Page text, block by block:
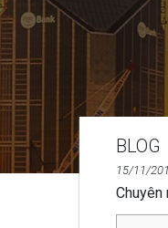
BLOG
15/11/
Chuyên